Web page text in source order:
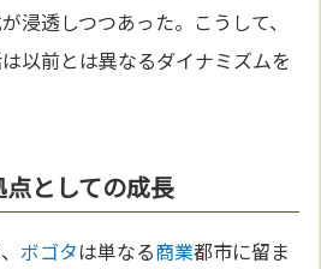
浸透しつつあった。こうして、
以前とは異なるダイナミズムを
としての成長
ボゴタは単なる商業都市に留ま